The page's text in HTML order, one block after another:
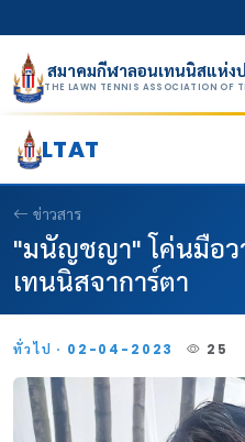
สมาคมกีฬาลอนเทนนิสแห่ง
THE LAWN TENNIS ASSOCIATION OF
LTAT
ข่าวสาร
"มนัญชญา" โค่นมือว
เทนนิสจาการ์ตา
ทั่วไป · 02-04-2023 25